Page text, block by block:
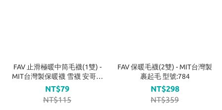
FAV 止滑極暖中筒毛襪(1雙) -
MIT台灣製保暖襪 雪襪 安哥拉
毛襪 型號:779
NT$79
NT$115
FAV 保暖毛襪(2雙) - MIT台灣製
裹起毛 型號:784
NT$298
NT$359